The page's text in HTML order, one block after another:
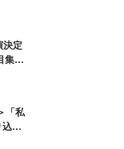
定
集ま
「私
ん